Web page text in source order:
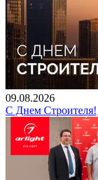
09.08.2026
С Днем Строителя!